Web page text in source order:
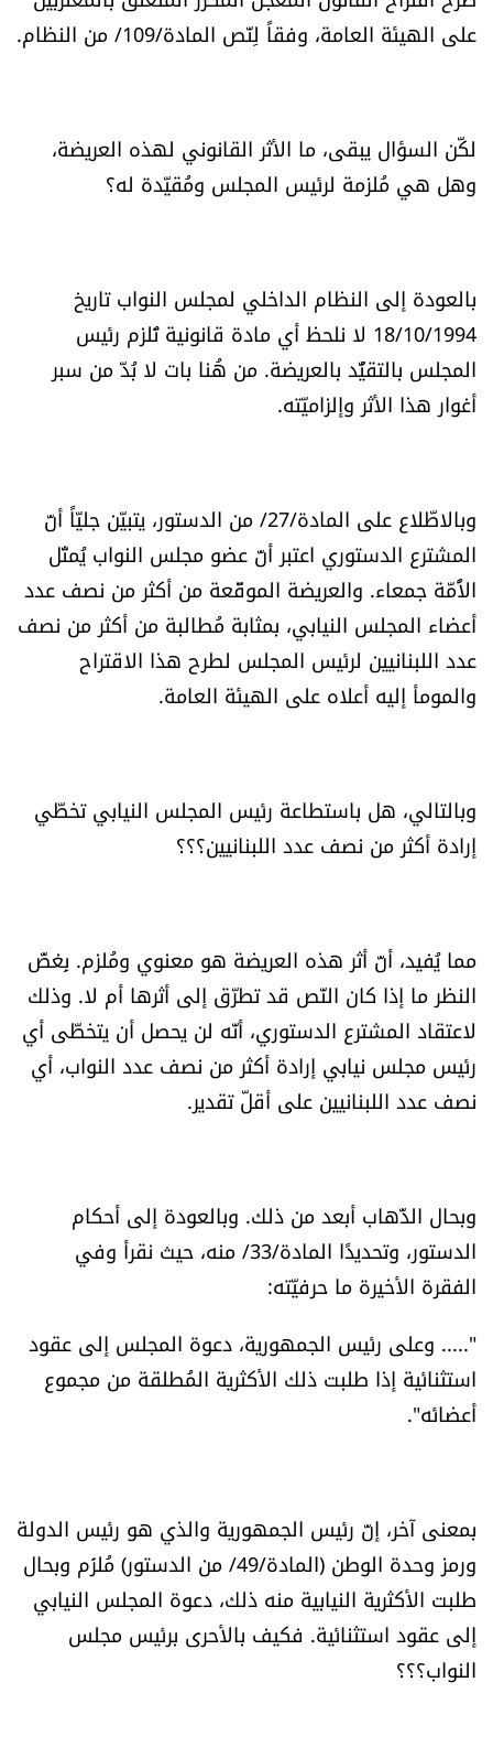
اقرأ تضحك
سجالات
الرياضة
منوّعات
حظّك اليوم
فيديو
من نحن
للتواصل معنا
Digital solutions by
على الهيئة العامة، وفقاً لِنّص المادة/109/ من النظام.
لكّن السؤال يبقى، ما الأثر القانوني لهذه العريضة،
وهل هي مُلزمة لرئيس المجلس ومُقيّدة له؟
بالعودة إلى النظام الداخلي لمجلس النواب تاريخ
18/10/1994 لا نلحظ أي مادة قانونية تُلزم رئيس
المجلس بالتقيُّد بالعريضة. من هُنا بات لا بُدّ من سبر
أغوار هذا الأثر وإلزاميّته.
وبالاطّلاع على المادة/27/ من الدستور، يتبيّن جليّاً أنّ
المشترع الدستوري اعتبر أنّ عضو مجلس النواب يُمثّل
الأُمّة جمعاء. والعريضة الموقّعة من أكثر من نصف عدد
أعضاء المجلس النيابي، بمثابة مُطالبة من أكثر من نصف
عدد اللبنانيين لرئيس المجلس لطرح هذا الاقتراح
والمومأ إليه أعلاه على الهيئة العامة.
وبالتالي، هل باستطاعة رئيس المجلس النيابي تخطّي
إرادة أكثر من نصف عدد اللبنانيين؟؟؟
مما يُفيد، أنّ أثر هذه العريضة هو معنوي ومُلزم. بِغضّ
النظر ما إذا كان النّص قد تطرّق إلى أثرها أم لا. وذلك
لاعتقاد المشترع الدستوري، أنّه لن يحصل أن يتخطّى أي
رئيس مجلس نيابي إرادة أكثر من نصف عدد النواب، أي
نصف عدد اللبنانيين على أقلّ تقدير.
وبحال الذّهاب أبعد من ذلك. وبالعودة إلى أحكام
الدستور، وتحديدًا المادة/33/ منه، حيث نقرأ وفي
الفقرة الأخيرة ما حرفيّته:
"..... وعلى رئيس الجمهورية، دعوة المجلس إلى عقود
استثنائية إذا طلبت ذلك الأكثرية المُطلقة من مجموع
أعضائه".
بمعنى آخر، إنّ رئيس الجمهورية والذي هو رئيس الدولة
ورمز وحدة الوطن (المادة/49/ من الدستور) مُلزَم وبحال
طلبت الأكثرية النيابية منه ذلك، دعوة المجلس النيابي
إلى عقود استثنائية. فكيف بالأحرى برئيس مجلس
النواب؟؟؟